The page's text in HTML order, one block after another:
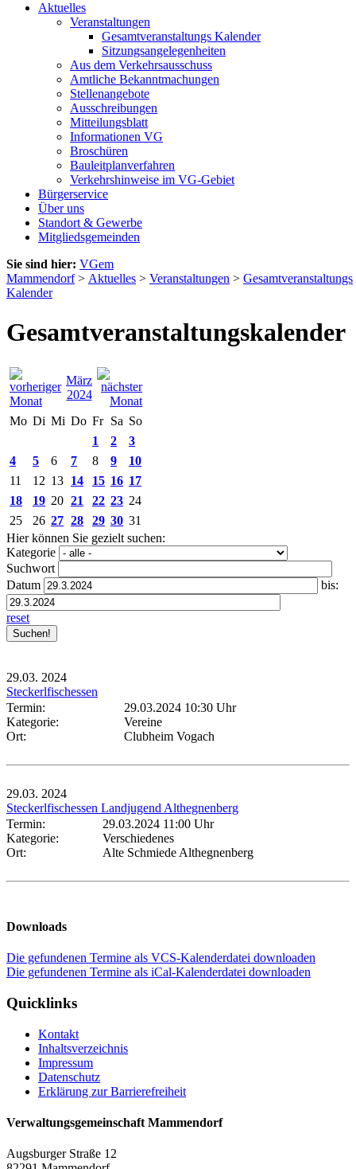
Aktuelles
Veranstaltungen
Gesamtveranstaltungs Kalender
Sitzungsangelegenheiten
Aus dem Verkehrsausschuss
Amtliche Bekanntmachungen
Stellenangebote
Ausschreibungen
Mitteilungsblatt
Informationen VG
Broschüren
Bauleitplanverfahren
Verkehrshinweise im VG-Gebiet
Bürgerservice
Über uns
Standort & Gewerbe
Mitgliedsgemeinden
Sie sind hier: VGem
Mammendorf> Aktuelles > Veranstaltungen > Gesamtveranstaltungs
Kalender
Gesamtveranstaltungskalender
März
2024
Mo Di Mi Do Fr Sa So
1
2
3
4
5 6 7 8 9
10
11
12 13 14 15 16 17
18
19 20 21 22 23 24
25
26 27 28 29 30 31
Hier können Sie gezielt suchen:
Kategorie
Suchwort
Datum
bis:
reset
29.03. 2024
Steckerlfischessen
Termin:
29.03.2024 10:30 Uhr
Kategorie:
Vereine
Ort:
Clubheim Vogach
29.03. 2024
Steckerlfischessen Landjugend Althegnenberg
Termin:
29.03.2024 11:00 Uhr
Kategorie:
Verschiedenes
Ort:
Alte Schmiede Althegnenberg
Downloads
Die gefundenen Termine als VCS-Kalenderdatei downloaden
Die gefundenen Termine als iCal-Kalenderdatei downloaden
Quicklinks
Kontakt
Inhaltsverzeichnis
Impressum
Datenschutz
Erklärung zur Barrierefreiheit
Verwaltungsgemeinschaft Mammendorf
Augsburger Straße 12